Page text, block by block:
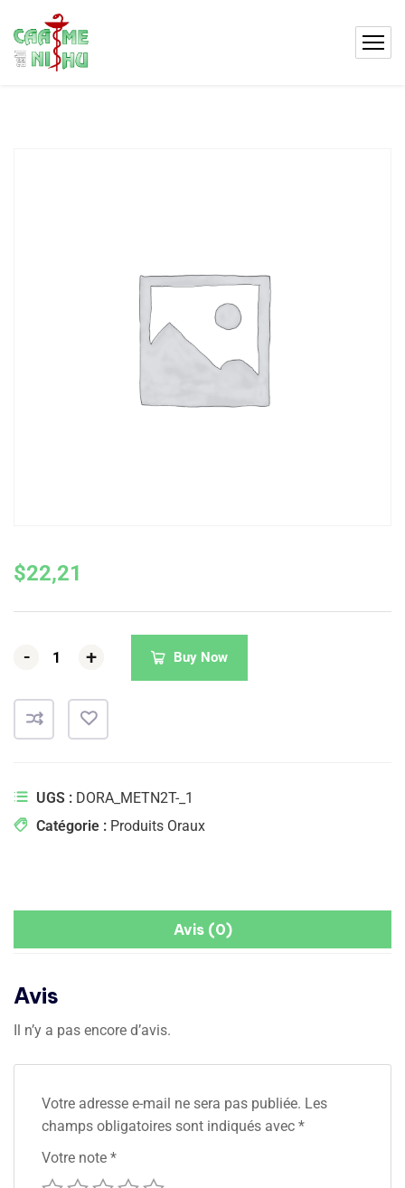
$22,21
- +
- +
- + Buy Now
UGS : DORA_METN2T-_1
Catégorie : Produits Oraux
Avis (0)
Avis
Il n’y a pas encore d’avis.
Votre adresse e-mail ne sera pas publiée. Les
champs obligatoires sont indiqués avec *
Votre note *